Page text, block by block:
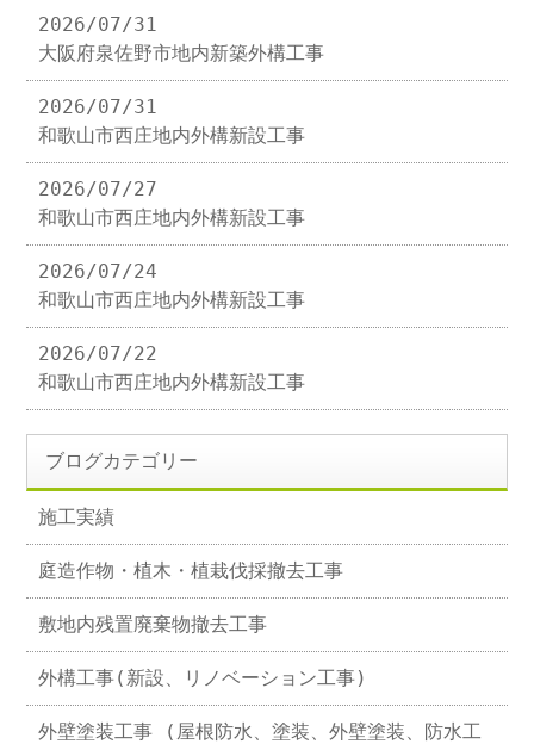
2026/07/31
大阪府泉佐野市地内新築外構工事
2026/07/31
和歌山市西庄地内外構新設工事
2026/07/27
和歌山市西庄地内外構新設工事
2026/07/24
和歌山市西庄地内外構新設工事
2026/07/22
和歌山市西庄地内外構新設工事
ブログカテゴリー
施工実績
庭造作物・植木・植栽伐採撤去工事
敷地内残置廃棄物撤去工事
外構工事(新設、リノベーション工事)
外壁塗装工事 (屋根防水、塗装、外壁塗装、防水工